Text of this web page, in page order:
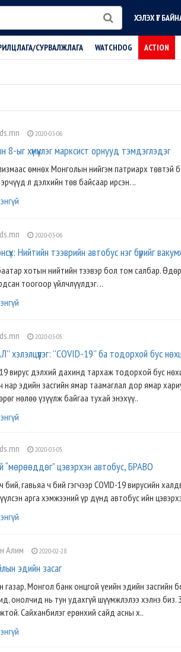
ХЭЛЭХ ҮГ
СУРВАЛЖЛАГА WATCHDOG ACTION
2020-03-06
8-ыг хүмүүнлэг марксист орнууд тэмдэглэдэг
өмнөх Монголын нийгэм патриарх төвтэй
л дэлхийн төв байсаар ирсэн. ..
2020-03-06
Нийтийн тээврийн автобус нэг бүрийг
хотын нийтийн тээвэр бол том салбар.
тоогоор үйлчлүүлдэг. ..
2020-03-05
хэлэлцүүлэг: ''COVID-19'' ба тодорхой бус
вирус дэлхий дахинд тархаж тодорхой бус
нар эдийн засгийн ямар таамаглал дор ямар
нөлөө үзүүлж байгаа тухай энэхүү..
2020-03-05
“мөрөөддөг” цэвэрхэн автобус, БРАВО
бий, гавьяа ч бий гэгчээр COVID-19 вирусийн
арга хэмжээний үр дүнд автобус ийн
Алим 2020-02-28
эдийн засаг
газар, Монгол банк онцгой үеийн эдийн засгийн
онолчид нь тун удахгүй шүүмжлэлээ хэлнэ
Сайханбилэг ерөнхий сайд асны х..